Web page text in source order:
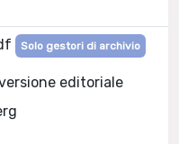
Solo gestori di archivio
editoriale